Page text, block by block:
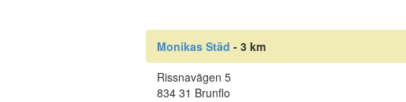
Monikas Städ - 3 km
Rissnavägen 5
834 31 Brunflo